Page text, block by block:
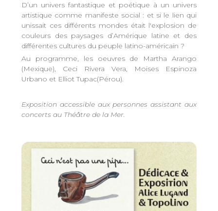
D’un univers fantastique et poétique à un univers
artistique comme manifeste social : et si le lien qui
unissait ces différents mondes était l'explosion de
couleurs des paysages d’Amérique latine et des
différentes cultures du peuple latino-américain ?
Au programme, les oeuvres de Martha Arango
(Mexique), Ceci Rivera Vera, Moises Espinoza
Urbano et Elliot Tupac(Pérou).
Exposition accessible aux personnes assistant aux
concerts au Théâtre de la Mer.